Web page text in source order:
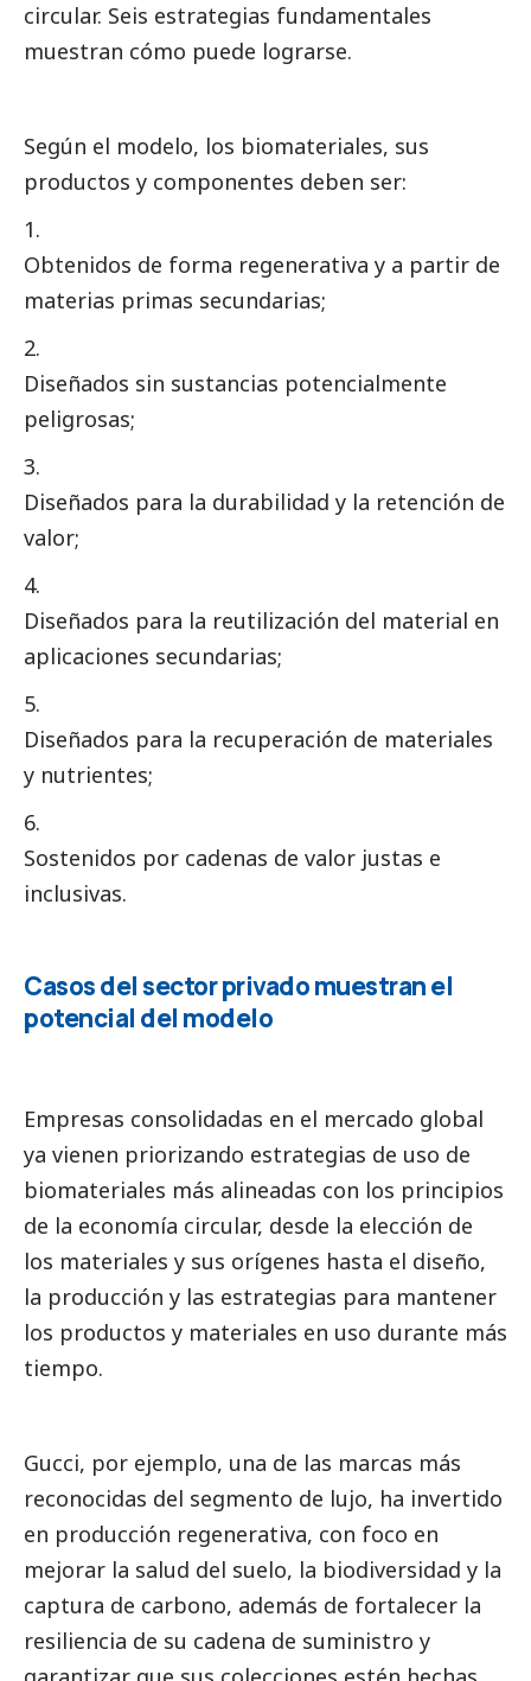
circular. Seis estrategias fundamentales
muestran cómo puede lograrse.
Según el modelo, los biomateriales, sus
productos y componentes deben ser:
Obtenidos de forma regenerativa y a partir de
materias primas secundarias;
Diseñados sin sustancias potencialmente
peligrosas;
Diseñados para la durabilidad y la retención de
valor;
Diseñados para la reutilización del material en
aplicaciones secundarias;
Diseñados para la recuperación de materiales
y nutrientes;
Sostenidos por cadenas de valor justas e
inclusivas.
Casos del sector privado muestran el
potencial del modelo
Empresas consolidadas en el mercado global
ya vienen priorizando estrategias de uso de
biomateriales más alineadas con los principios
de la economía circular, desde la elección de
los materiales y sus orígenes hasta el diseño,
la producción y las estrategias para mantener
los productos y materiales en uso durante más
tiempo.
Gucci, por ejemplo, una de las marcas más
reconocidas del segmento de lujo, ha invertido
en producción regenerativa, con foco en
mejorar la salud del suelo, la biodiversidad y la
captura de carbono, además de fortalecer la
resiliencia de su cadena de suministro y